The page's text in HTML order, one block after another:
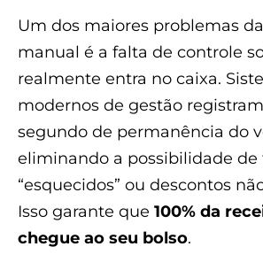
Um dos maiores problemas
manual é a falta de controle
realmente entra no caixa.
modernos de gestão
segundo de permanência do
eliminando a possibilidade de
“esquecidos” ou descontos
Isso garante que 100% da
chegue ao seu bolso.